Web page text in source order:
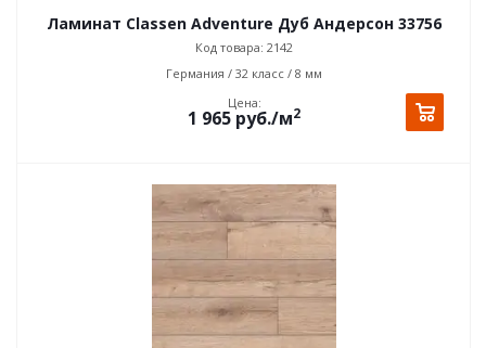
Ламинат Classen Adventure Дуб Андерсон 33756
Код товара: 2142
Германия / 32 класс / 8 мм
Цена:
1 965 руб./м2